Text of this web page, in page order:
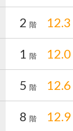
2 階 12.3
1 階 12.0
5 階 12.6
8 階 12.9